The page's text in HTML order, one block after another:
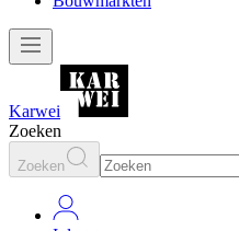
Karwei
Zoeken
Zoeken